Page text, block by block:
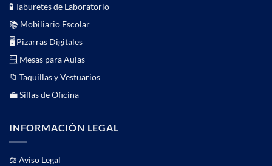
🧪 Taburetes de Laboratorio
📚 Mobiliario Escolar
🖥️ Pizarras Digitales
🪟 Mesas para Aulas
📁 Taquillas y Vestuarios
💼 Sillas de Oficina
INFORMACIÓN LEGAL
⚖️ Aviso Legal